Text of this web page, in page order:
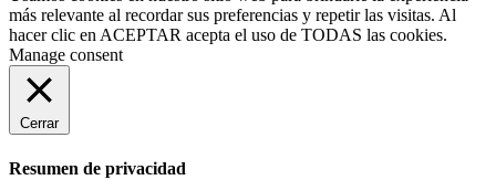
más relevante al recordar sus preferencias y repetir las visitas. Al
hacer clic en ACEPTAR acepta el uso de TODAS las cookies.
Manage consent
Cerrar
Resumen de privacidad